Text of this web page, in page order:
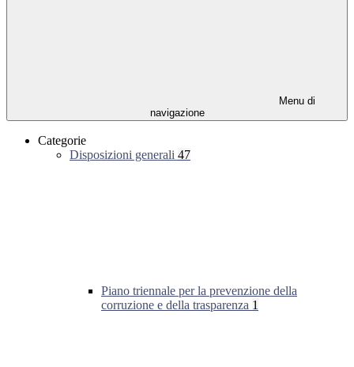
Menu di
navigazione
Categorie
Disposizioni generali 47
Piano triennale per la prevenzione della
corruzione e della trasparenza 1